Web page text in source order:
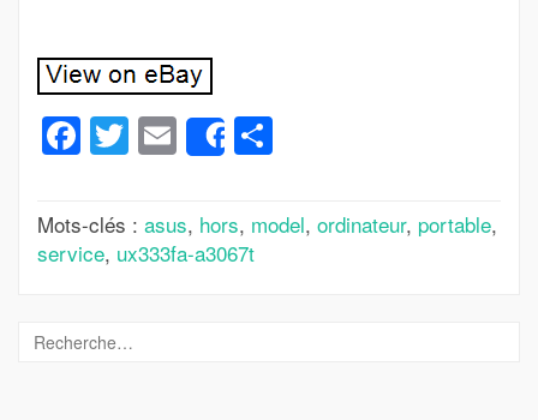
Facebook
Twitter
Email
Share
Mots-clés : asus, hors, model, ordinateur, portable,
service, ux333fa-a3067t